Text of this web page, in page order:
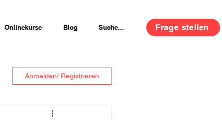
Onlinekurse Blog Suche... Frage stellen
Anmelden/ Registrieren